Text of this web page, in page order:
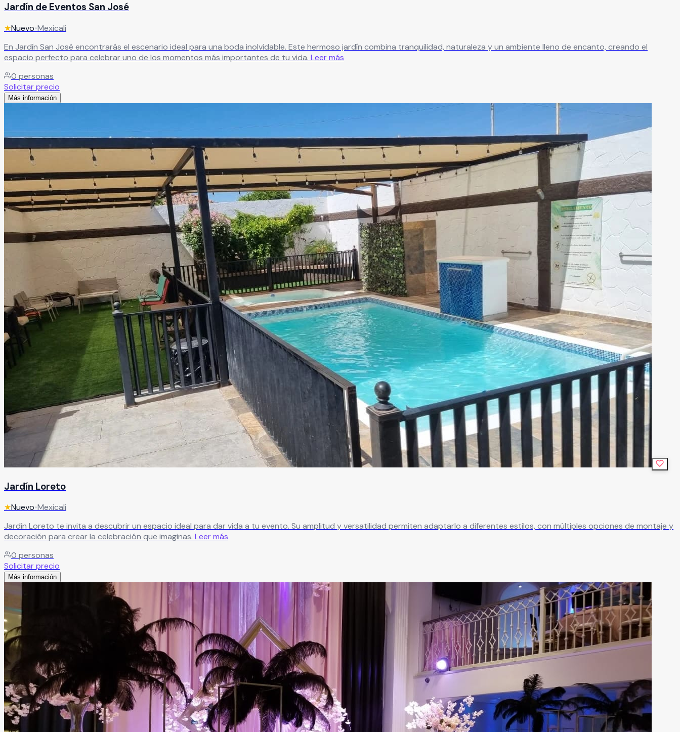
Jardín de Eventos San José
★Nuevo•Mexicali
En Jardín San José encontrarás el escenario ideal para una boda inolvidable. Este hermoso jardín combina tranquilidad, naturaleza y un ambiente lleno de encanto, creando el
espacio perfecto para celebrar uno de los momentos más importantes de tu vida. Leer más
0 personas
Solicitar precio
Más información
Jardín Loreto
★Nuevo•Mexicali
Jardín Loreto te invita a descubrir un espacio ideal para dar vida a tu evento. Su amplitud y versatilidad permiten adaptarlo a diferentes estilos, con múltiples opciones de montaje y
decoración para crear la celebración que imaginas. Leer más
0 personas
Solicitar precio
Más información